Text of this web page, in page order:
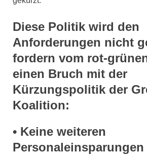
Diese Politik wird den
Anforderungen nicht
fordern vom rot-
einen Bruch mit der
Kürzungspolitik der
Koalition:
• Keine weiteren
Personaleinsparungen